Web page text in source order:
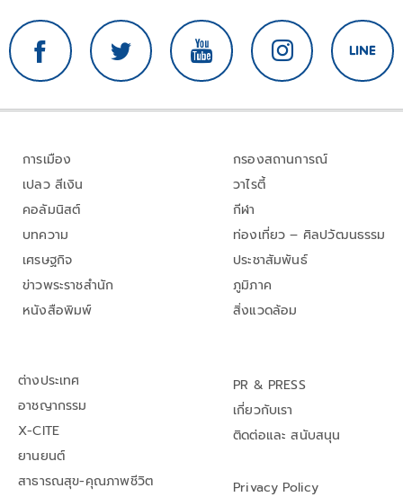
การเมือง
เปลว สีเงิน
คอลัมนิสต์
บทความ
เศรษฐกิจ
ข่าวพระราชสำนัก
หนังสือพิมพ์
กรองสถานการณ์
วาไรตี้
กีฬา
ท่องเที่ยว – ศิลปวัฒนธรรม
ประชาสัมพันธ์
ภูมิภาค
สิ่งแวดล้อม
ต่างประเทศ
อาชญากรรม
X-CITE
ยานยนต์
สาธารณสุข-คุณภาพชีวิต
PR & PRESS
เกี่ยวกับเรา
ติดต่อและ สนับสนุน
Privacy Policy